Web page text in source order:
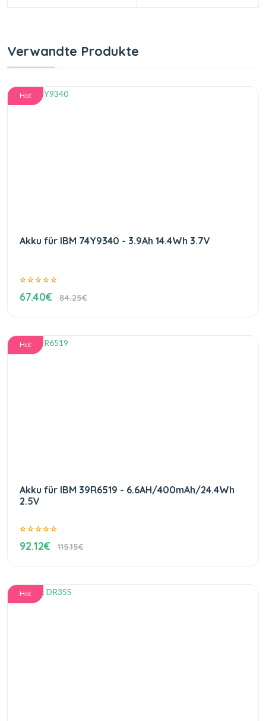
Verwandte Produkte
Hot
Akku für IBM 74Y9340 - 3.9Ah 14.4Wh 3.7V
67.40€ 84.25€
Hot
Akku für IBM 39R6519 - 6.6AH/400mAh/24.4Wh
2.5V
92.12€ 115.15€
Hot